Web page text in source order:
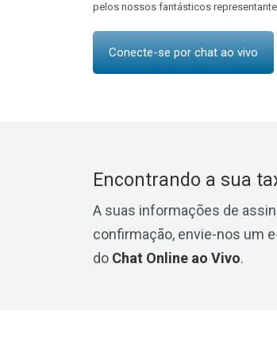
pelos nossos fantásticos
Conecte-se por chat ao vivo
Encontrando a sua
A suas informações de
confirmação, envie-nos um
do Chat Online ao Vivo.